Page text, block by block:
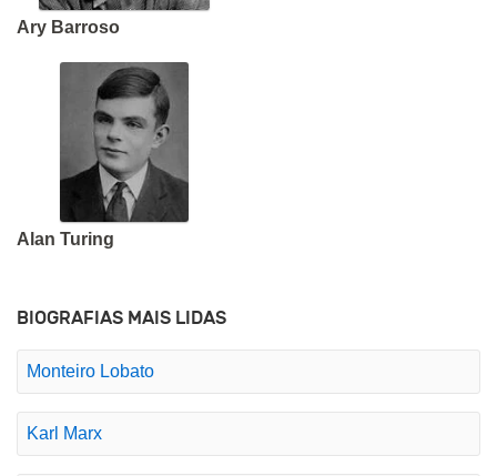
Ary Barroso
Alan Turing
BIOGRAFIAS MAIS LIDAS
Monteiro Lobato
Karl Marx